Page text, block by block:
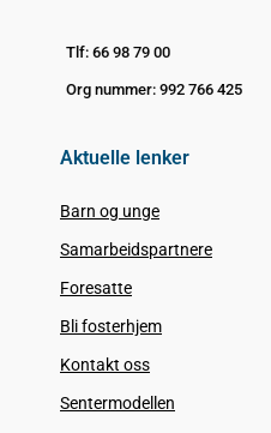
Tlf: 66 98 79 00
Org nummer: 992 766 425
Aktuelle lenker
Barn og unge
Samarbeidspartnere
Foresatte
Bli fosterhjem
Kontakt oss
Sentermodellen